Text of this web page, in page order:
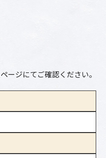
ージにてご確認ください。